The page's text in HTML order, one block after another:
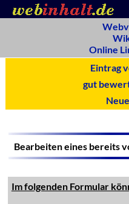
Online
Eintrag
gut
Bearbeiten eines bereits
Im folgenden Formular